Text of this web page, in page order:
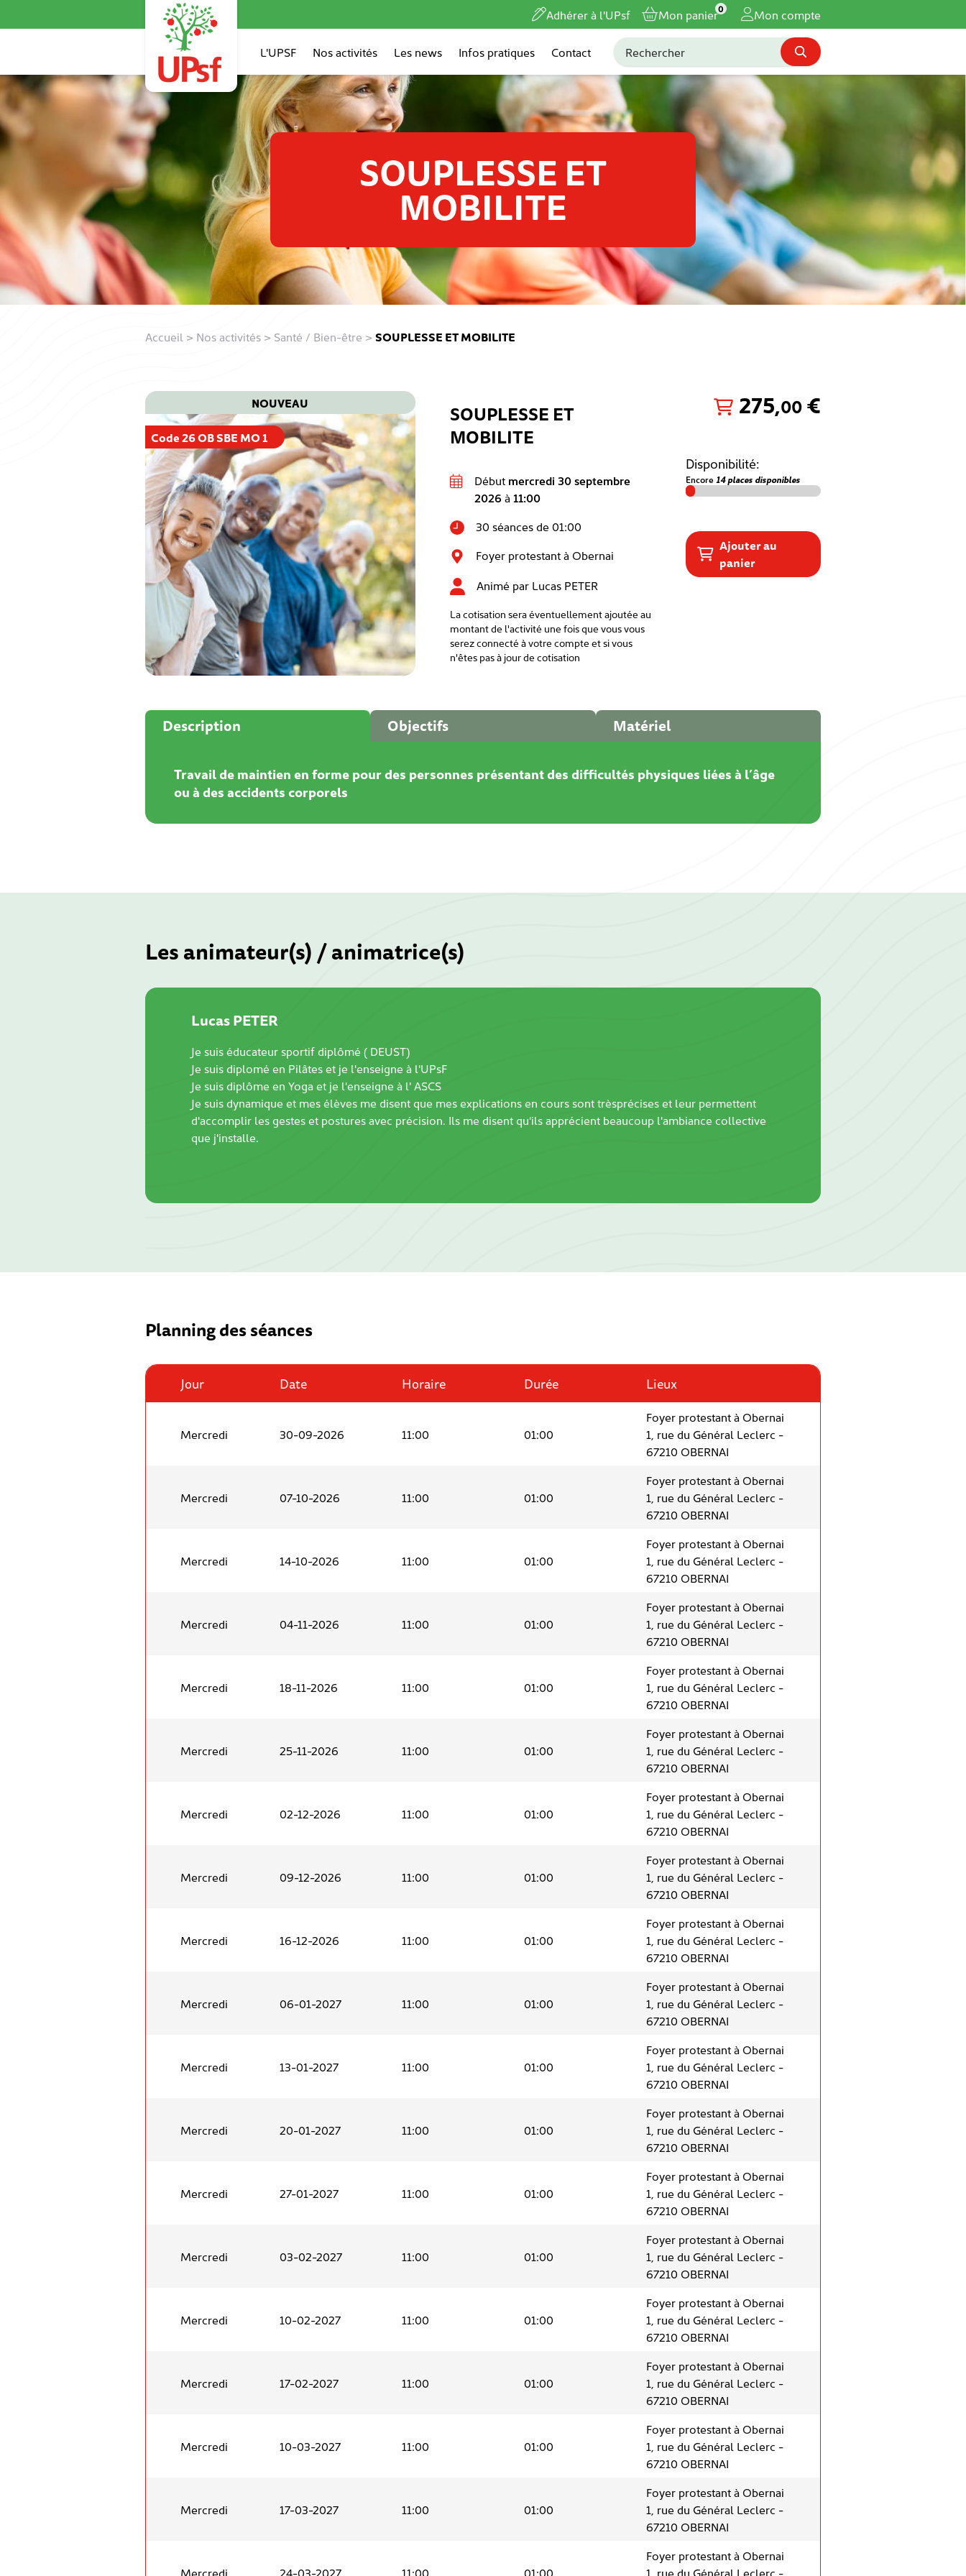
Adhérer à l'UPsf Mon panier0 Mon compte
L'UPSF Nos activités Les news Infos pratiques Contact
SOUPLESSE ET
MOBILITE
Accueil > Nos activités> Santé / Bien-être > SOUPLESSE ET MOBILITE
Code 26 OB SBE MO 1
NOUVEAU
SOUPLESSE ET
MOBILITE
Début mercredi 30 septembre
2026 à 11:00
30 séances de 01:00
Foyer protestant à Obernai
Animé par Lucas PETER
La cotisation sera éventuellement ajoutée au
montant de l'activité une fois que vous vous
serez connecté à votre compte et si vous
n'êtes pas à jour de cotisation
275,00 €
Disponibilité:
Encore 14 places disponibles
Ajouter au
panier
Description Objectifs Matériel
Travail de maintien en forme pour des personnes présentant des difficultés physiques liées à l’âge
ou à des accidents corporels
Les animateur(s) / animatrice(s)
Lucas PETER
Je suis éducateur sportif diplômé ( DEUST)
Je suis diplomé en Pilâtes et je l'enseigne à l'UPsF
Je suis diplôme en Yoga et je l'enseigne à l' ASCS
Je suis dynamique et mes élèves me disent que mes explications en cours sont trèsprécises et leur permettent
d'accomplir les gestes et postures avec précision. Ils me disent qu'ils apprécient beaucoup l'ambiance collective
que j'installe.
Planning des séances
Jour Date Horaire Durée Lieux
Mercredi 30-09-2026 11:00 01:00
Foyer protestant à Obernai
1, rue du Général Leclerc -
67210 OBERNAI
Mercredi 07-10-2026 11:00 01:00
Foyer protestant à Obernai
1, rue du Général Leclerc -
67210 OBERNAI
Mercredi 14-10-2026 11:00 01:00
Foyer protestant à Obernai
1, rue du Général Leclerc -
67210 OBERNAI
Mercredi 04-11-2026 11:00 01:00
Foyer protestant à Obernai
1, rue du Général Leclerc -
67210 OBERNAI
Mercredi 18-11-2026 11:00 01:00
Foyer protestant à Obernai
1, rue du Général Leclerc -
67210 OBERNAI
Mercredi 25-11-2026 11:00 01:00
Foyer protestant à Obernai
1, rue du Général Leclerc -
67210 OBERNAI
Mercredi 02-12-2026 11:00 01:00
Foyer protestant à Obernai
1, rue du Général Leclerc -
67210 OBERNAI
Mercredi 09-12-2026 11:00 01:00
Foyer protestant à Obernai
1, rue du Général Leclerc -
67210 OBERNAI
Mercredi 16-12-2026 11:00 01:00
Foyer protestant à Obernai
1, rue du Général Leclerc -
67210 OBERNAI
Mercredi 06-01-2027 11:00 01:00
Foyer protestant à Obernai
1, rue du Général Leclerc -
67210 OBERNAI
Mercredi 13-01-2027 11:00 01:00
Foyer protestant à Obernai
1, rue du Général Leclerc -
67210 OBERNAI
Mercredi 20-01-2027 11:00 01:00
Foyer protestant à Obernai
1, rue du Général Leclerc -
67210 OBERNAI
Mercredi 27-01-2027 11:00 01:00
Foyer protestant à Obernai
1, rue du Général Leclerc -
67210 OBERNAI
Mercredi 03-02-2027 11:00 01:00
Foyer protestant à Obernai
1, rue du Général Leclerc -
67210 OBERNAI
Mercredi 10-02-2027 11:00 01:00
Foyer protestant à Obernai
1, rue du Général Leclerc -
67210 OBERNAI
Mercredi 17-02-2027 11:00 01:00
Foyer protestant à Obernai
1, rue du Général Leclerc -
67210 OBERNAI
Mercredi 10-03-2027 11:00 01:00
Foyer protestant à Obernai
1, rue du Général Leclerc -
67210 OBERNAI
Mercredi 17-03-2027 11:00 01:00
Foyer protestant à Obernai
1, rue du Général Leclerc -
67210 OBERNAI
Mercredi 24-03-2027 11:00 01:00
Foyer protestant à Obernai
1, rue du Général Leclerc -